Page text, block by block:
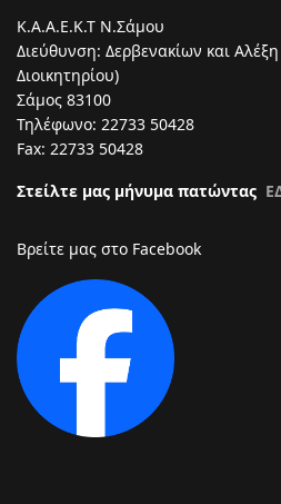
Κ.Α.Α.Ε.Κ.Τ Ν.Σάμου
Διεύθυνση: Δερβενακίων και
Διοικητηρίου)
Σάμος 83100
Τηλέφωνο: 22733 50428
Fax: 22733 50428
Στείλτε μας μήνυμα πατώντας
Βρείτε μας στο Facebook